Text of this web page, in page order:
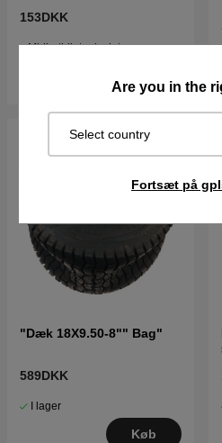
Are you in the
Select country
Fortsæt på
153DKK
Midlertidigt udsolgt
"Dæk 18X9.50-8"" Bag"
589DKK
I lager
Køb